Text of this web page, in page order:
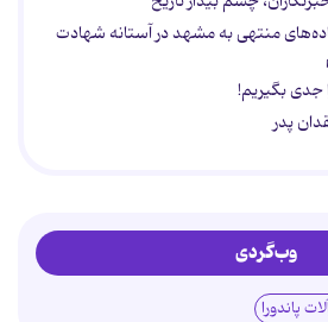
منتهی به مشهد در آستانه شهادت
جدی بگیریم!
پدر
وب‌گردی
پاندورا